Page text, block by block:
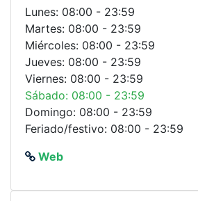
Lunes: 08:00 - 23:59
Martes: 08:00 - 23:59
Miércoles: 08:00 - 23:59
Jueves: 08:00 - 23:59
Viernes: 08:00 - 23:59
Sábado: 08:00 - 23:59
Domingo: 08:00 - 23:59
Feriado/festivo: 08:00 - 23:59
Web